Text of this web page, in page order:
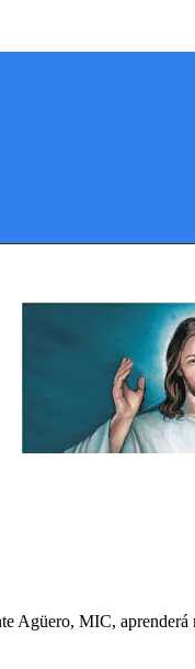
MIC, aprenderá